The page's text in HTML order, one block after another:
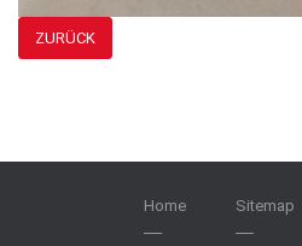
ZURÜCK
Home Sitemap